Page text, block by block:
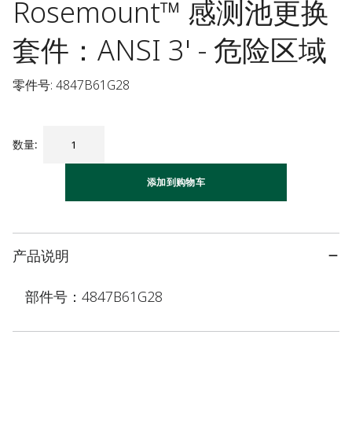
Rosemount™ 感测池更换
套件：ANSI 3' - 危险区域
零件号: 4847B61G28
数量:
添加到购物车
产品说明
部件号：4847B61G28